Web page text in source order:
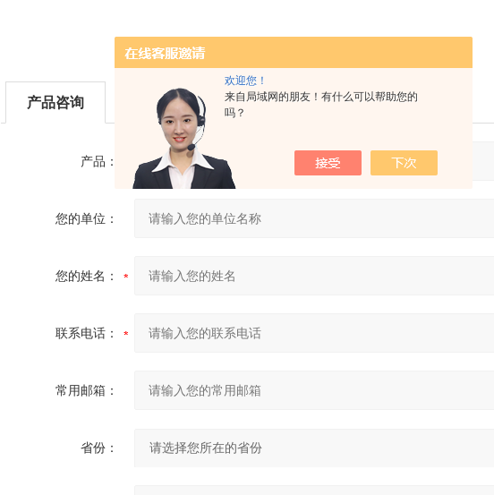
欢迎您！
来自局域网的朋友！有什么可以帮助您的
吗？
产品咨询
产品：
您的单位：
您的姓名：
联系电话：
常用邮箱：
省份：